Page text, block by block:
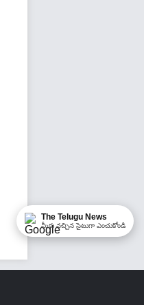
The Telugu News
మీకు నచ్చిన సైటుగా ఎంచుకోండి